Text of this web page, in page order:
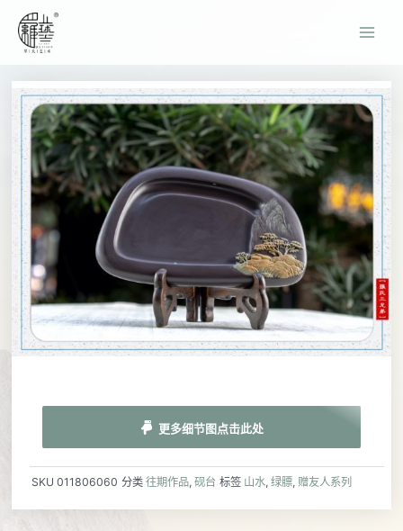
更多细节图点击此处
SKU 011806060 分类 往期作品,砚台 标签 山水,绿膘, 赠友人系列